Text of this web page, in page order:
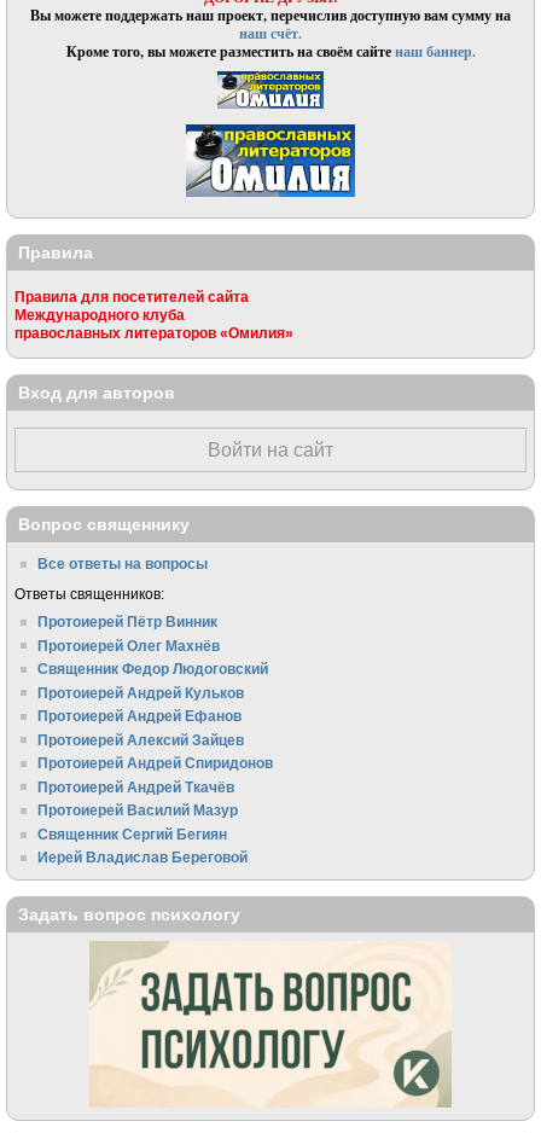
Вы можете поддержать наш проект, перечислив доступную вам сумму на
наш счёт.
Кроме того, вы можете разместить на своём сайтенаш баннер.
Правила
Правила для посетителей сайта
Международного клуба
православных литераторов «Омилия»
Вход для авторов
Войти на сайт
Вопрос священнику
Все ответы на вопросы
Ответы священников:
Протоиерей Пётр Винник
Протоиерей Олег Махнёв
Священник Федор Людоговский
Протоиерей Андрей Кульков
Протоиерей Андрей Ефанов
Протоиерей Алексий Зайцев
Протоиерей Андрей Спиридонов
Протоиерей Андрей Ткачёв
Протоиерей Василий Мазур
Священник Сергий Бегиян
Иерей Владислав Береговой
Задать вопрос психологу